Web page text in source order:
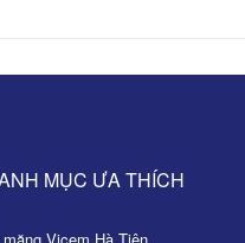
MỤC ƯA THÍCH